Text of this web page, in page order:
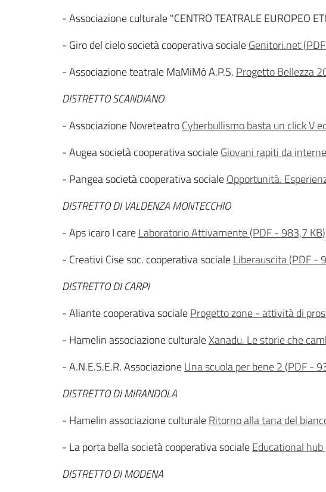
- Associazione culturale "CENTRO TEATRALE EUROPEO
- Giro del cielo società cooperativa socialeGenitori.net(PDF
- Associazione teatrale MaMiMò A.P.S. Progetto Bellezza
DISTRETTO SCANDIANO
- Associazione NoveteatroCyberbullismo basta un click V
- Augea società cooperativa socialeGiovani rapiti da
- Pangea società cooperativa socialeOpportunità.
DISTRETTO DI VALDENZA MONTECCHIO
- Aps icaro I careLaboratorio Attivamente(PDF-983,7 KB)
- Creativi Cise soc. cooperativa socialeLiberauscita(PDF-
DISTRETTO DI CARPI
- Aliante cooperativa socialeProgetto zone - attività di
- Hamelin associazione culturaleXanadu. Le storie che
- A.N.E.S.E.R. AssociazioneUna scuola per bene 2 (PDF-
DISTRETTO DI MIRANDOLA
- Hamelin associazione culturaleRitorno alla tana del
- La porta bella società cooperativa socialeEducational hub
DISTRETTO DI MODENA